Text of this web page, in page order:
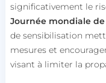
significativement le
Journée mondiale
de sensibilisation
mesures et
visant à limiter la